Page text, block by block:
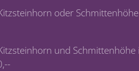
oder
und Schmittenhöhe